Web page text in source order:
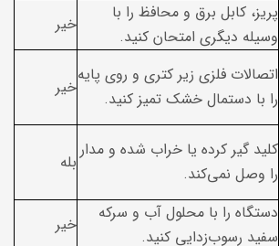
پریز، کابل برق و محافظ را با
وسیله دیگری امتحان کنید.
خیر
اتصالات فلزی زیر کتری و روی پایه
را با دستمال خشک تمیز کنید.
خیر
کلید گیر کرده یا خراب شده و مدار
را وصل نمی‌کند.
بله
دستگاه را با محلول آب و سرکه
سفید رسوب‌زدایی کنید.
خیر